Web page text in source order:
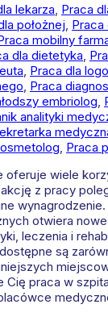
lekarza Praca
położnej Praca
mobilny
dla dietetyka
Praca dla
Praca
embriolog
analityki
Praca
oferuje wiele
z pracy
otwiera
leczenia i
są
Cię praca w